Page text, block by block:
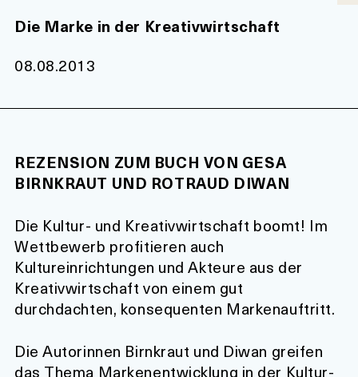
Die Marke in der Kreativwirtschaft
08.08.2013
REZENSION ZUM BUCH VON GESA
BIRNKRAUT UND ROTRAUD DIWAN
Die Kultur- und Kreativwirtschaft boomt! Im
Wettbewerb profitieren auch
Kultureinrichtungen und Akteure aus der
Kreativwirtschaft von einem gut
durchdachten, konsequenten Markenauftritt.
Die Autorinnen Birnkraut und Diwan greifen
das Thema Markenentwicklung in der Kultur-